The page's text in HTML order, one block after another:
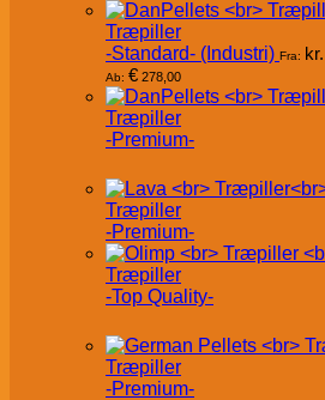
Træpiller
-Standard- (Industri) Fra: kr.
Ab: € 278,00
Træpiller
-Premium-
Træpiller
-Premium-
Træpiller
-Top Quality-
Træpiller
-Premium-